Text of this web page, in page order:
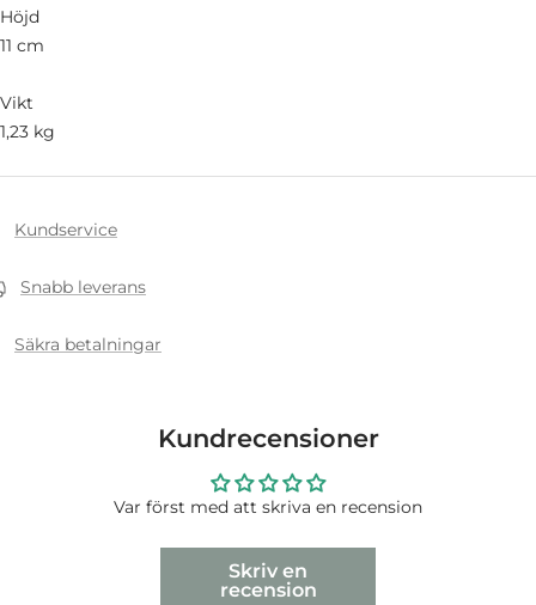
Höjd
11 cm
Vikt
1,23 kg
Kundservice
Snabb leverans
Säkra betalningar
Kundrecensioner
Var först med att skriva en recension
Skriv en
recension